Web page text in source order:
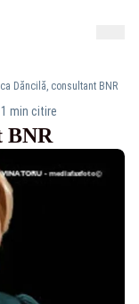
Dăncilă, consultant BNR
1 min citire
BNR